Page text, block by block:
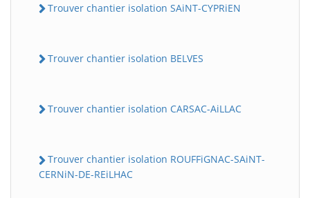
Trouver chantier isolation SAiNT-CYPRiEN
Trouver chantier isolation BELVES
Trouver chantier isolation CARSAC-AiLLAC
Trouver chantier isolation ROUFFiGNAC-SAiNT-
CERNiN-DE-REiLHAC